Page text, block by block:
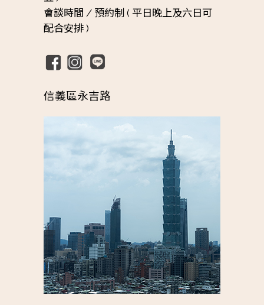
會談時間 / 預約制 ( 平日晚上及六日可
配合安排 )
信義區永吉路